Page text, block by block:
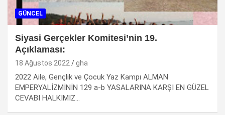
GÜNCEL
Siyasi Gerçekler Komitesi’nin 19.
Açıklaması:
18 Ağustos 2022 gha
2022 Aile, Gençlik ve Çocuk Yaz Kampı ALMAN
EMPERYALİZMİNİN 129 a-b YASALARINA KARŞI EN GÜZEL
CEVABI HALKIMIZ…